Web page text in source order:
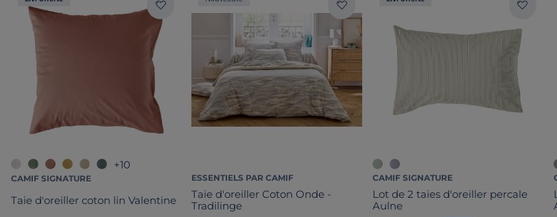
+10
CAMIF SIGNATURE
Taie d'oreiller coton lin Valentine
ESSENTIELS PAR CAMIF
Taie d'oreiller Coton Onde -
Tradilinge
CAMIF SIGNATURE
Lot de 2 taies d'oreiller percale
Aulne